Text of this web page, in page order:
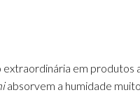
extraordinária em produtos
absorvem a humidade